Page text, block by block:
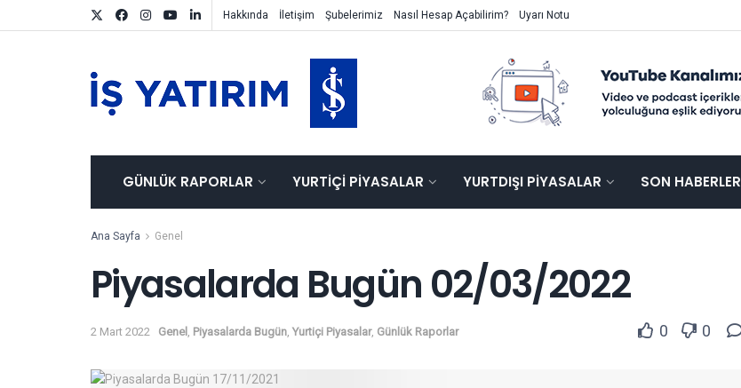
Hakkında İletişim Şubelerimiz Nasıl Hesap Açabilirim? Uyarı Notu
GÜNLÜK RAPORLAR YURTIÇI PIYASALAR YURTDIŞI PIYASALAR SON HABERLER
Ana Sayfa Genel
Piyasalarda Bugün 02/03/2022
2 Mart 2022 Genel Piyasalarda Bugün Yurtiçi Piyasalar, Günlük Raporlar 0 0